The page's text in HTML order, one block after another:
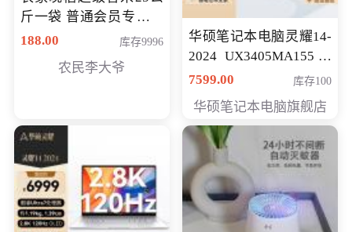
斤一袋 普通会员专享价
格178元
188.00 库存9996
农民李大爷
华硕笔记本电脑灵耀14-
2024 UX3405MA155冰
川银 oled 智慧轻薄本 会
7599.00 库存100
华硕笔记本电脑旗舰店